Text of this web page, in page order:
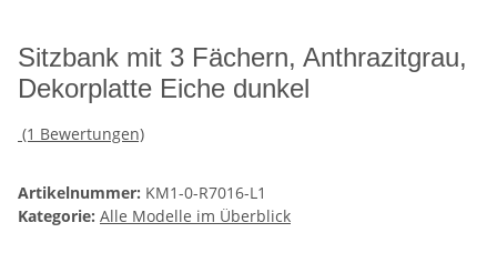
Sitzbank mit 3 Fächern, Anthrazitgrau,
Dekorplatte Eiche dunkel
(1 Bewertungen)
Artikelnummer: KM1-0-R7016-L1
Kategorie: Alle Modelle im Überblick